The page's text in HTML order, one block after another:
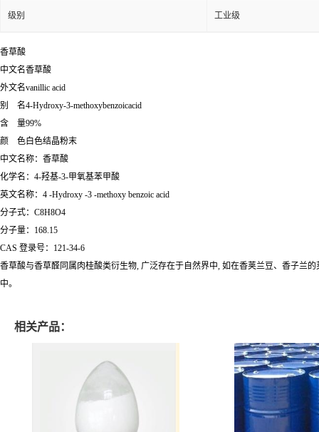
级别 工业级
香草酸
中文名香草酸
外文名vanillic acid
别 名4-Hydroxy-3-methoxybenzoicacid
含 量99%
颜 色白色结晶粉末
中文名称：香草酸
化学名：4-羟基-3-甲氧基苯甲酸
英文名称：4 -Hydroxy -3 -methoxy benzoic acid
分子式：C8H8O4
分子量：168.15
CAS 登录号：121-34-6
香草酸与香草醛同属肉桂酸类衍生物, 广泛存在于自然界中, 如在香荚兰豆、香子兰
中。
相关产品：